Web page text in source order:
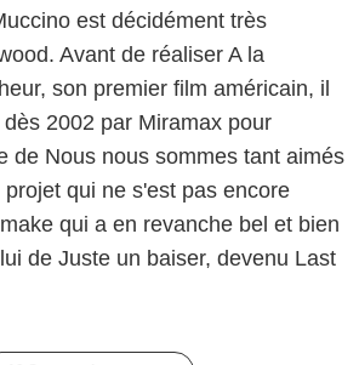
est décidément très
Avant de réaliser A la
son premier film américain, il
2002 par Miramax pour
de Nous nous sommes tant aimés
qui ne s'est pas encore
qui a en revanche bel et bien
de Juste un baiser, devenu Last